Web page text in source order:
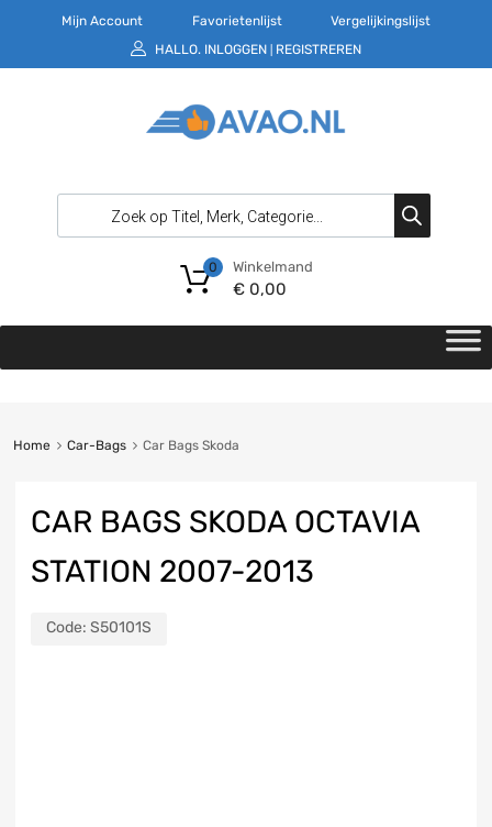
Mijn Account Favorietenlijst
Vergelijkingslijst
HALLO. INLOGGEN REGISTREREN
Winkelmand
€0,00
0
Home Car-Bags Car Bags Skoda
CAR BAGS SKODA OCTAVIA
STATION 2007-2013
Code: S50101S